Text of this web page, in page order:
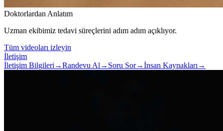
Doktorlardan Anlatım
Uzman ekibimiz tedavi süreçlerini adım adım açıklıyor.
Tüm videoları izleyin
İletişim
İletişim Bilgileri →Randevu Al → Soru Sor→İnsan Kaynakları →